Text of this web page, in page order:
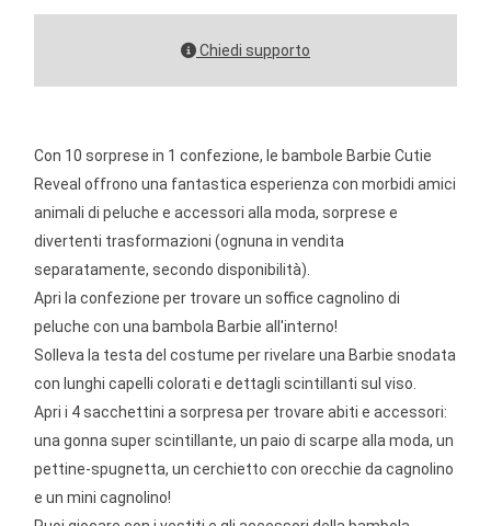
Chiedi supporto
Con 10 sorprese in 1 confezione, le bambole Barbie Cutie
Reveal offrono una fantastica esperienza con morbidi amici
animali di peluche e accessori alla moda, sorprese e
divertenti trasformazioni (ognuna in vendita
separatamente, secondo disponibilità).
Apri la confezione per trovare un soffice cagnolino di
peluche con una bambola Barbie all'interno!
Solleva la testa del costume per rivelare una Barbie snodata
con lunghi capelli colorati e dettagli scintillanti sul viso.
Apri i 4 sacchettini a sorpresa per trovare abiti e accessori:
una gonna super scintillante, un paio di scarpe alla moda, un
pettine-spugnetta, un cerchietto con orecchie da cagnolino
e un mini cagnolino!